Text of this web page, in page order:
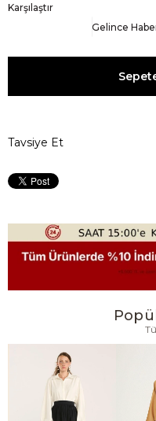
Karşılaştır
Gelince
Tavsiye Et